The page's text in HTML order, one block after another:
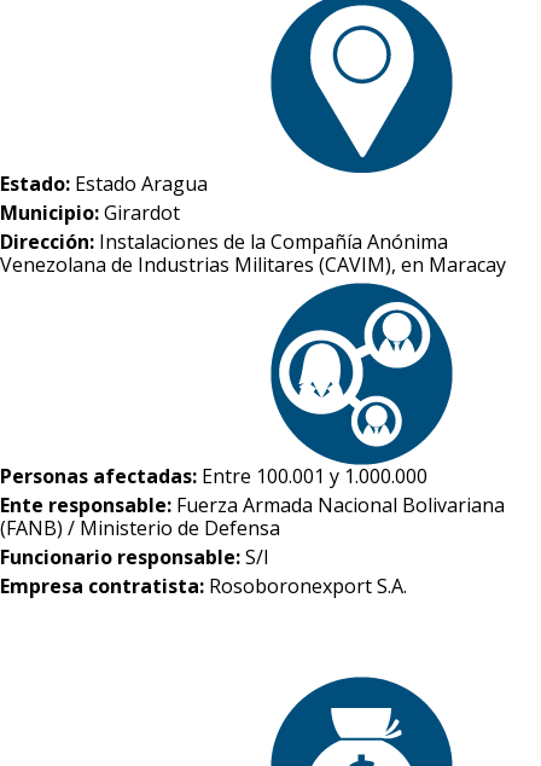
Estado: Estado Aragua
Municipio:Girardot
Dirección: Instalaciones de la Compañía Anónima
Venezolana de Industrias Militares (CAVIM), en Maracay
Personas afectadas: Entre 100.001 y 1.000.000
Ente responsable: Fuerza Armada Nacional Bolivariana
(FANB) / Ministerio de Defensa
Funcionario responsable:S/I
Empresa contratista: Rosoboronexport S.A.